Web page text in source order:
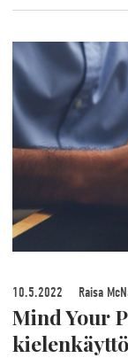
10.5.2022 Raisa
Mind Your